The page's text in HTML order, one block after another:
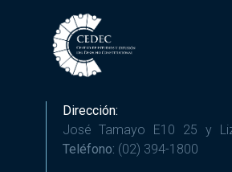
Dirección:
José Tamayo E10 25 y
Teléfono: (02) 394-1800